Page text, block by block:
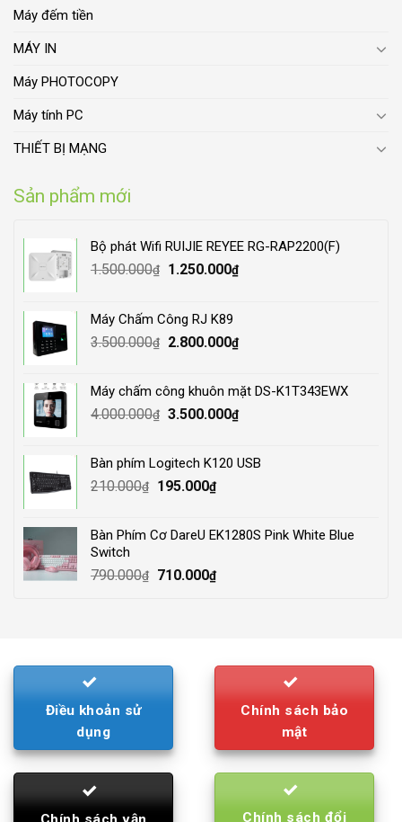
Máy đếm tiền
MÁY IN
Máy PHOTOCOPY
Máy tính PC
THIẾT BỊ MẠNG
Sản phẩm mới
Bộ phát Wifi RUIJIE REYEE RG-RAP2200(F)
1.500.000₫
Original
1.500.000₫.
1.250.000₫Current
Máy Chấm Công RJ K89
3.500.000₫
Original
3.500.000₫.
2.800.000₫Current
2.800.000₫.
Máy chấm công khuôn mặt DS-K1T343EWX
4.000.000₫ Original
4.000.000₫.
3.500.000₫Current
3.500.000₫.
Bàn phím Logitech K120 USB
210.000₫
Original
210.000₫.
195.000₫Current
195.000₫.
Bàn Phím Cơ DareU EK1280S Pink White Blue
Switch
790.000₫
Original
710.000₫Current
Điều khoản sử
dụng
Chính sách bảo
mật
Chính sách đổi